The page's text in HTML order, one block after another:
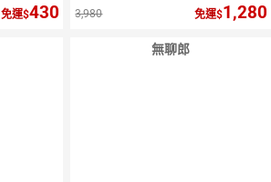
免運 430 3,980 免運 1,280
無聊郎